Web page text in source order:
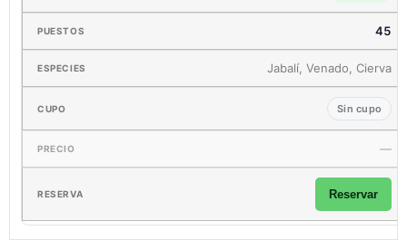
45
Jabalí, Venado, Cierva
Sin cupo
—
Reservar